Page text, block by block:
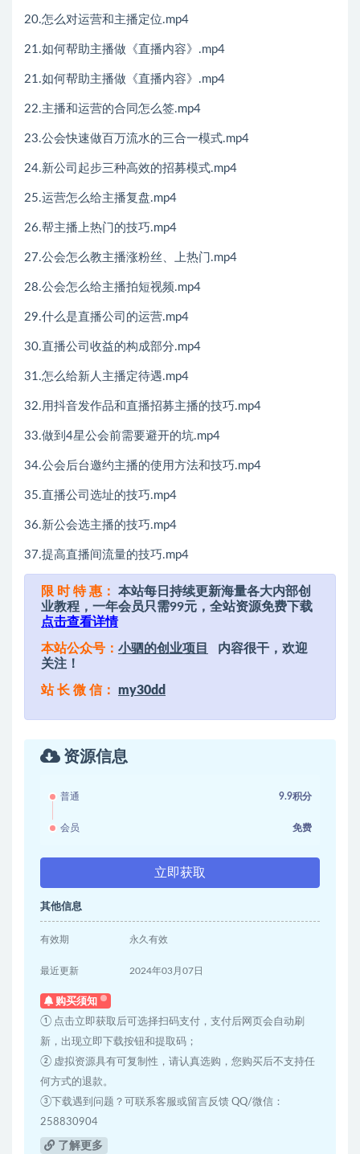
20.怎么对运营和主播定位.mp4
21.如何帮助主播做《直播内容》.mp4
21.如何帮助主播做《直播内容》.mp4
22.主播和运营的合同怎么签.mp4
23.公会快速做百万流水的三合一模式.mp4
24.新公司起步三种高效的招募模式.mp4
25.运营怎么给主播复盘.mp4
26.帮主播上热门的技巧.mp4
27.公会怎么教主播涨粉丝、上热门.mp4
28.公会怎么给主播拍短视频.mp4
29.什么是直播公司的运营.mp4
30.直播公司收益的构成部分.mp4
31.怎么给新人主播定待遇.mp4
32.用抖音发作品和直播招募主播的技巧.mp4
33.做到4星公会前需要避开的坑.mp4
34.公会后台邀约主播的使用方法和技巧.mp4
35.直播公司选址的技巧.mp4
36.新公会选主播的技巧.mp4
37.提高直播间流量的技巧.mp4
限 时 特 惠：
本站每日持续更新海量各大内部创
业教程，一年会员只需99元，全站资源免费下载
点击查看详情
本站公众号： 小驷的创业项目
内容很干，欢迎
关注！
站 长 微 信： my30dd
资源信息
普通 9.9积分
会员 免费
立即获取
其他信息
有效期 永久有效
最近更新 2024年03月07日
购买须知
① 点击立即获取后可选择扫码支付，支付后网页会自动刷
新，出现立即下载按钮和提取码；
② 虚拟资源具有可复制性，请认真选购，您购买后不支持任
何方式的退款。
③下载遇到问题？可联系客服或留言反馈 QQ/微信：
258830904
了解更多